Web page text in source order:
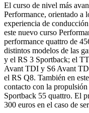
El curso de nivel más
Performance, orientado a
experiencia de
este nuevo curso
performance quattro de
distintos modelos de las
y el RS 3 Sportback; el
Avant TDI y S6 Avant
el RS Q8. También en
contacto con la
Sportback 55 quattro. El
300 euros en el caso de